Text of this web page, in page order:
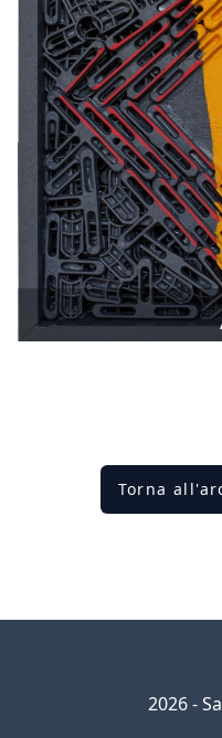
Torna
2026 -